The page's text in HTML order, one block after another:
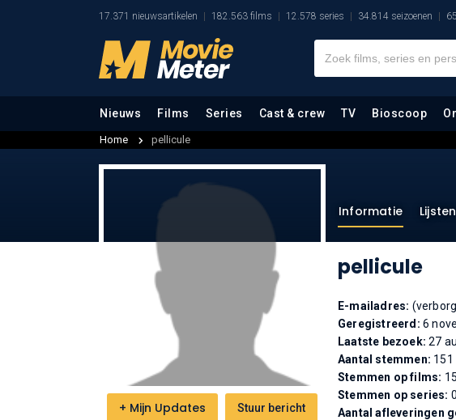
17.371 nieuwsartikelen 182.563 films 12.578 series 34.814 seizoenen
Nieuws Films Series Cast & crew TV Bioscoop
Home pellicule
+ Mijn Updates Stuur bericht
Informatie Lijsten
pellicule
E-mailadres:
Geregistreerd: 6
Laatste bezoek:27
Aantal stemmen: 151
Stemmen op films:
Stemmen op series: 0
Aantal afleveringen